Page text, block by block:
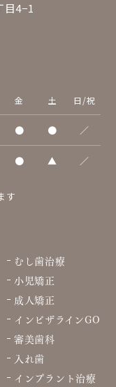
4−1
金 土 日/祝
● ● ／
● ▲ ／
す
むし歯治療
小児矯正
成人矯正
インビザラインGO
審美歯科
入れ歯
インプラント治療